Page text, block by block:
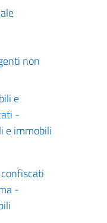
non
e
-
e immobili
-